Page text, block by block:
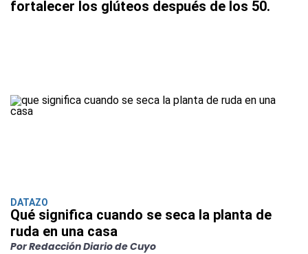
fortalecer los glúteos después de los 50.
DATAZO
Qué significa cuando se seca la planta de
ruda en una casa
Por Redacción Diario de Cuyo